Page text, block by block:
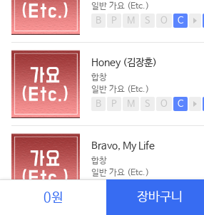
일반 가요 (Etc.)
B P M S O C
Honey (김장훈)
합창
일반 가요 (Etc.)
B P M S O C
Bravo, My Life
합창
일반 가요 (Etc.)
0원 장바구니